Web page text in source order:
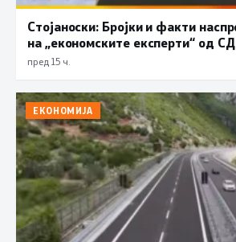
Стојаноски: Бројки и факти
на „економските експерти“ од
пред 15 ч.
ЕКОНОМИЈА